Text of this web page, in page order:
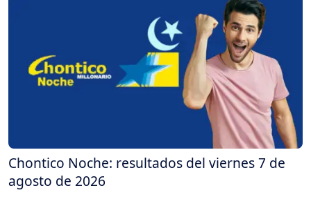
Chontico Noche: resultados del viernes 7 de
agosto de 2026